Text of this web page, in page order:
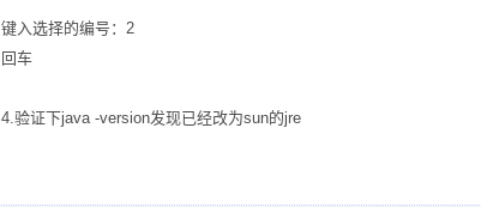
键入选择的编号：2
回车
4.验证下java -version发现已经改为sun的jre